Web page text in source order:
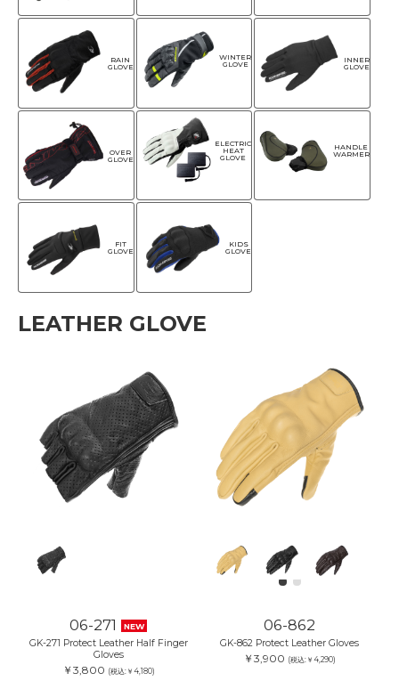
RAIN
GLOVE
WINTER
GLOVE
INNER
GLOVE
OVER
GLOVE
ELECTRIC
HEAT
GLOVE
HANDLE
WARMER
FIT
GLOVE
KIDS
GLOVE
LEATHER GLOVE
06-271 NEW
GK-271 Protect Leather Half Finger
Gloves
￥3,800 (税込:￥4,180)
06-862
GK-862 Protect Leather Gloves
￥3,900 (税込:￥4,290)